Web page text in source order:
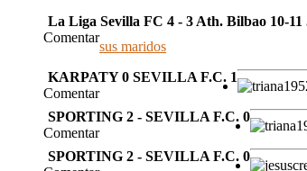
La Liga Sevilla FC 4 - 3 Ath. Bilbao 10-11
Comentar
sus maridos
KARPATY 0 SEVILLA F.C. 1
Comentar
SPORTING 2 - SEVILLA F.C. 0
Comentar
SPORTING 2 - SEVILLA F.C. 0